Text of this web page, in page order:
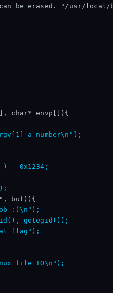
char* envp[]){
a number\n");
- 0x1234;
:)\n");
getegid());
flag");
file IO\n");